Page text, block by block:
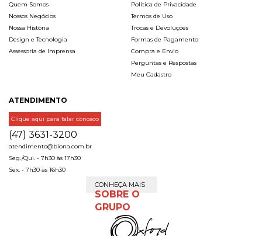
Quem Somos
Nossos Negócios
Nossa História
Design e Tecnologia
Assessoria de Imprensa
Política de Privacidade
Termos de Uso
Trocas e Devoluções
Formas de Pagamento
Compra e Envio
Perguntas e Respostas
Meu Cadastro
ATENDIMENTO
Clique aqui para falar conosco
(47) 3631-3200
atendimento@biona.com.br
Seg./Qui. - 7h30 às 17h30
Sex. - 7h30 às 16h30
CONHEÇA MAIS
SOBRE O
GRUPO